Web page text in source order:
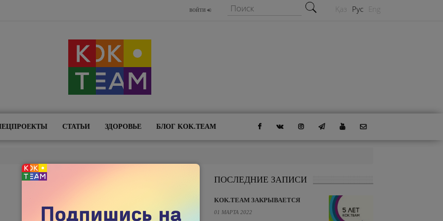
ВОЙТИ
Форма поиска
Поиск Қаз Рус Eng
СТАТЬИ ЗДОРОВЬЕ БЛОГ KOK.TEAM
ПОСЛЕДНИЕ ЗАПИСИ
KOK.TEAM ЗАКРЫВАЕТСЯ
01 МАРТА 2022